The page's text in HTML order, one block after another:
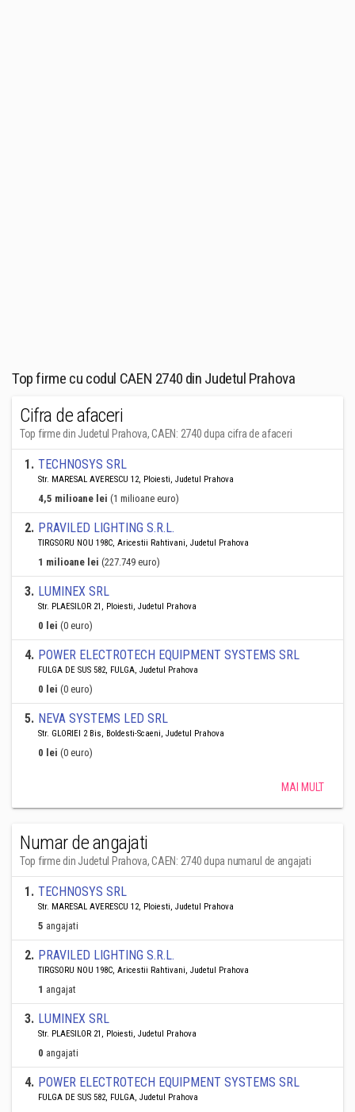
Top firme cu codul CAEN 2740 din Judetul Prahova
Cifra de afaceri
Top firme din Judetul Prahova, CAEN: 2740 dupa cifra de afaceri
1. TECHNOSYS SRL
Str. MARESAL AVERESCU 12, Ploiesti, Judetul Prahova
4,5 milioane lei (1 milioane euro)
2. PRAVILED LIGHTING S.R.L.
TIRGSORU NOU 198C, Aricestii Rahtivani, Judetul Prahova
1 milioane lei (227.749 euro)
3. LUMINEX SRL
Str. PLAESILOR 21, Ploiesti, Judetul Prahova
0 lei (0 euro)
4. POWER ELECTROTECH EQUIPMENT SYSTEMS SRL
FULGA DE SUS 582, FULGA, Judetul Prahova
0 lei (0 euro)
5. NEVA SYSTEMS LED SRL
Str. GLORIEI 2 Bis, Boldesti-Scaeni, Judetul Prahova
0 lei (0 euro)
MAI MULT
Numar de angajati
Top firme din Judetul Prahova, CAEN: 2740 dupa numarul de angajati
1. TECHNOSYS SRL
Str. MARESAL AVERESCU 12, Ploiesti, Judetul Prahova
5 angajati
2. PRAVILED LIGHTING S.R.L.
TIRGSORU NOU 198C, Aricestii Rahtivani, Judetul Prahova
1 angajat
3. LUMINEX SRL
Str. PLAESILOR 21, Ploiesti, Judetul Prahova
0 angajati
4. POWER ELECTROTECH EQUIPMENT SYSTEMS SRL
FULGA DE SUS 582, FULGA, Judetul Prahova